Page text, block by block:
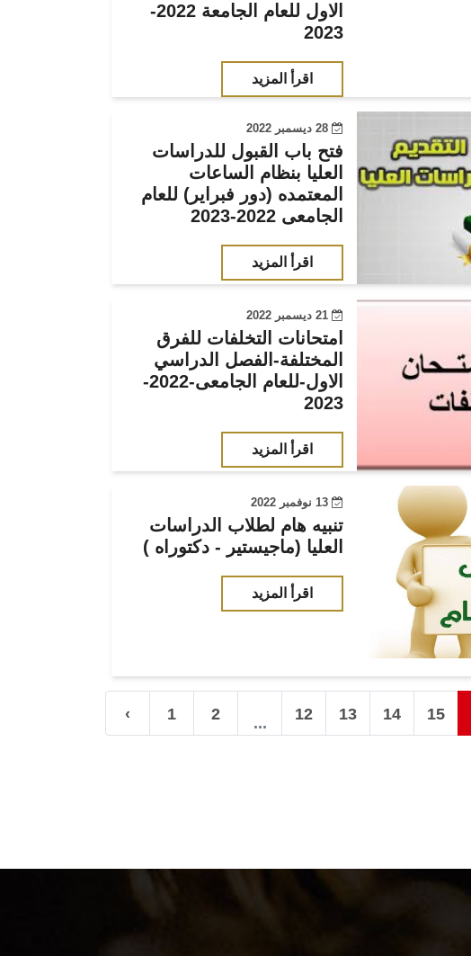
الاول للعام الجامعة 2022-
2023
اقرأ المزيد
28 ديسمبر 2022
فتح باب القبول للدراسات
العليا بنظام الساعات
المعتمده (دور فبراير) للعام
الجامعى 2022-2023
اقرأ المزيد
21 ديسمبر 2022
امتحانات التخلفات للفرق
المختلفة-الفصل الدراسي
الاول-للعام الجامعى-2022-
2023
اقرأ المزيد
13 نوفمبر 2022
تنبيه هام لطلاب الدراسات
العليا (ماجيستير - دكتوراه )
اقرأ المزيد
‹ 1 2 ... 12 13 14 15